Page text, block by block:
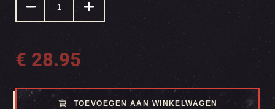
€ 28.95
TOEVOEGEN AAN WINKELWAGEN